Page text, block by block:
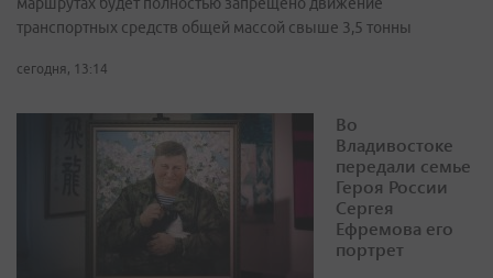
маршрутах будет полностью запрещено движение
транспортных средств общей массой свыше 3,5 тонны
сегодня, 13:14
Во
Владивостоке
передали семье
Героя России
Сергея
Ефремова его
портрет